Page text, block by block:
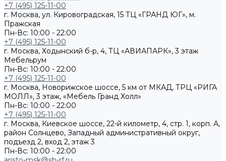
+7 (495) 125-11-00
г. Москва, ул. Кировоградская, 15 ТЦ «ГРАНД ЮГ», м.
Пражская
Пн-Вс: 10:00 - 22:00
+7 (495) 125-11-00
г. Москва, Ходынский б-р, 4, ТЦ «АВИАПАРК», 3 этаж
Мебельрум
Пн-Вс: 10:00 - 22:00
+7 (495) 125-11-00
г. Москва, Новорижское шоссе, 5 км от МКАД, ТРЦ «РИГА
МОЛЛ», 3 этаж, «Мебель Гранд Холл»
Пн-Вс: 10:00 - 22:00
+7 (495) 125-11-00
г. Москва, Киевское шоссе, 22-й километр, 4, стр. 1, корп. А,
район Солнцево, Западный административный округ,
подъезд 2, вход 2, этаж 3
Пн-Вс: 10:00 - 22:00